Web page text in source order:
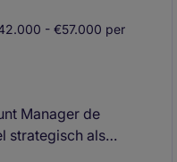
- €57.000 per
Manager de
strategisch als